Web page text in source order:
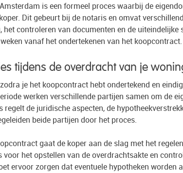
is een formeel proces waarbij de
Dit gebeurt bij de notaris en omvat
controleren van documenten en de uiteindelijke
vanaf het ondertekenen van het koopcontract.
tijdens de overdracht van je
je het koopcontract hebt ondertekend en
werken verschillende partijen samen om de
regelt de juridische aspecten, de
beide partijen door het proces.
gaat de koper aan de slag met het
het opstellen van de overdrachtsakte en
ervoor zorgen dat eventuele hypotheken worden